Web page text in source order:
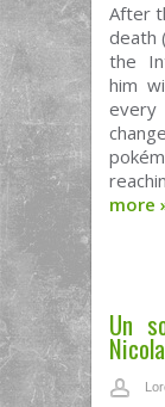
After
death
the
him
more
Un